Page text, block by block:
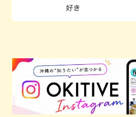
好き